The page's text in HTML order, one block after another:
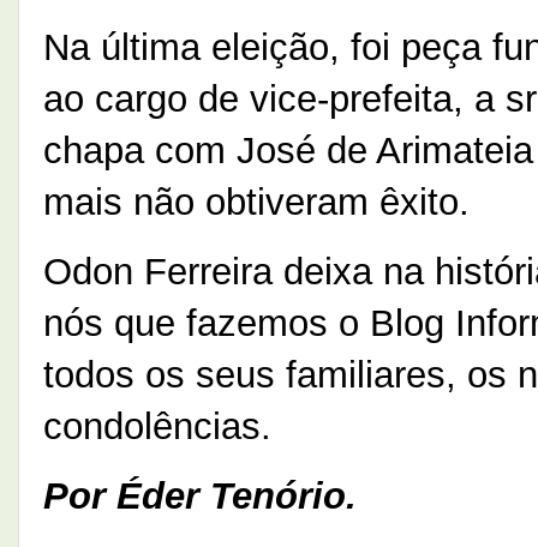
Na última eleição, foi peça
ao cargo de vice-prefeita, a
chapa com José de
mais não obtiveram êxito.
Odon Ferreira deixa na
nós que fazemos o Blog
todos os seus familiares, os
condolências.
Por Éder Tenório.